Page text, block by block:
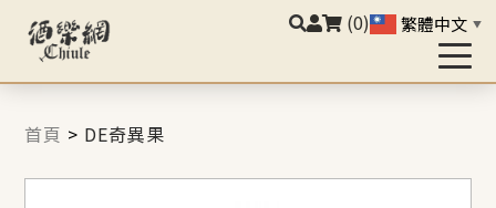
(0) 繁體中文 ▼
首頁 > DE奇異果